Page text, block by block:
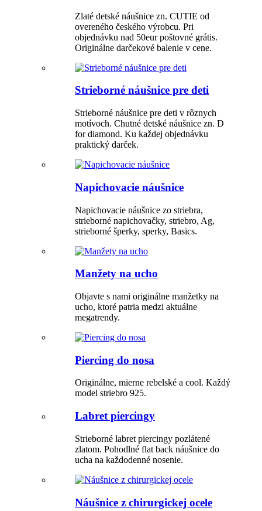
Zlaté detské náušnice zn. CUTIE od
overeného českého výrobcu. Pri
objednávku nad 50eur poštovné grátis.
Originálne darčekové balenie v cene.
Strieborné náušnice pre deti
Strieborné náušnice pre deti v rôznych
motívoch. Chutné detské náušnice zn. D
for diamond. Ku každej objednávku
praktický darček.
Napichovacie náušnice
Napichovacie náušnice zo striebra,
strieborné napichovačky, striebro, Ag,
strieborné šperky, sperky, Basics.
Manžety na ucho
Objavte s nami originálne manžetky na
ucho, ktoré patria medzi aktuálne
megatrendy.
Piercing do nosa
Originálne, mierne rebelské a cool. Každý
model striebro 925.
Labret piercingy
Strieborné labret piercingy pozlátené
zlatom. Pohodlné flat back náušnice do
ucha na každodenné nosenie.
Náušnice z chirurgickej ocele